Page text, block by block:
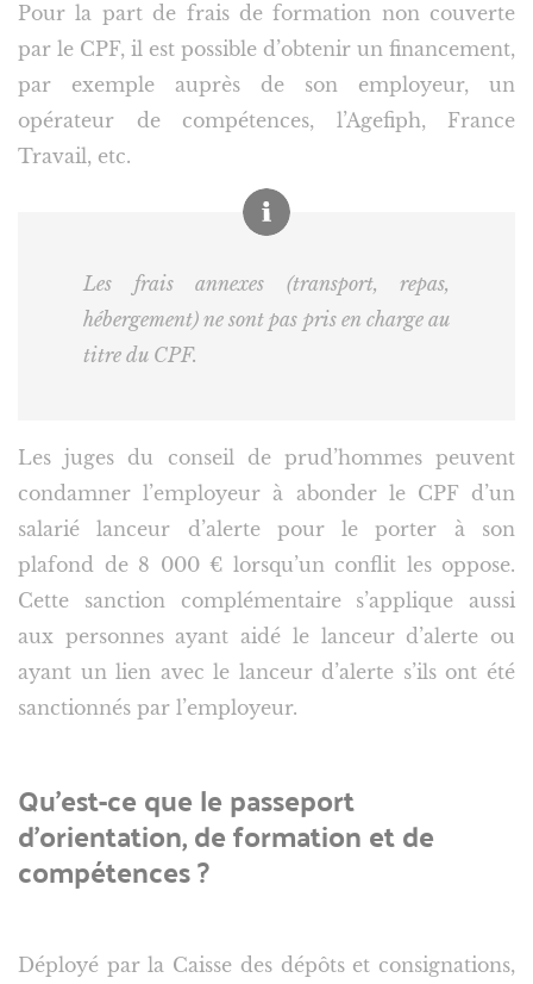
Pour la part de frais de formation non couverte
par le CPF, il est possible d’obtenir un financement,
par exemple auprès de son employeur, un
opérateur de compétences, l’Agefiph, France
Travail, etc.
Les frais annexes (transport, repas,
hébergement) ne sont pas pris en charge au
titre du CPF.
Les juges du conseil de prud’hommes peuvent
condamner l’employeur à abonder le CPF d’un
salarié lanceur d’alerte pour le porter à son
plafond de 8 000 € lorsqu’un conflit les oppose.
Cette sanction complémentaire s’applique aussi
aux personnes ayant aidé le lanceur d’alerte ou
ayant un lien avec le lanceur d’alerte s’ils ont été
sanctionnés par l’employeur.
Qu’est-ce que le passeport
d’orientation, de formation et de
compétences ?
Déployé par la Caisse des dépôts et consignations,